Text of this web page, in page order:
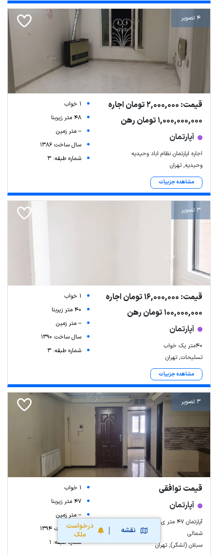
نقشه
درخواست
ملک
4 تصویر
قیمت: 2,000,000 تومان اجاره
1,000,000,000 تومان رهن
آپارتمان
اجاره اپارتمان نظام اباد وحیدیه
وحیدیه, تهران
مشاهده جزییات
1 خواب
48 متر زیربنا
-- متر زمین
سال ساخت 1386
شماره طبقه: 3
3 تصویر
قیمت: 16,000,000 تومان اجاره
100,000,000 تومان رهن
آپارتمان
۴۰متر یک خواب
تسلیحات, تهران
مشاهده جزییات
1 خواب
40 متر زیربنا
-- متر زمین
سال ساخت 1390
شماره طبقه: 3
3 تصویر
قیمت توافقی
آپارتمان
آپارتمان ۴۷ متر ی یک خوابه در سبلان
شمالی
سبلان (لشگر), تهران
1 خواب
47 متر زیربنا
-- متر زمین
سال ساخت 1394
شماره طبقه: 1